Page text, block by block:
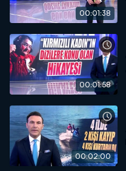
00:01:38
00:01:58
00:02:00